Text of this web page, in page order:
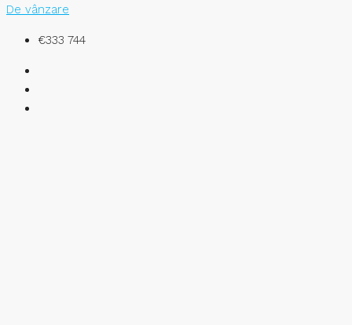
De vânzare
€333 744